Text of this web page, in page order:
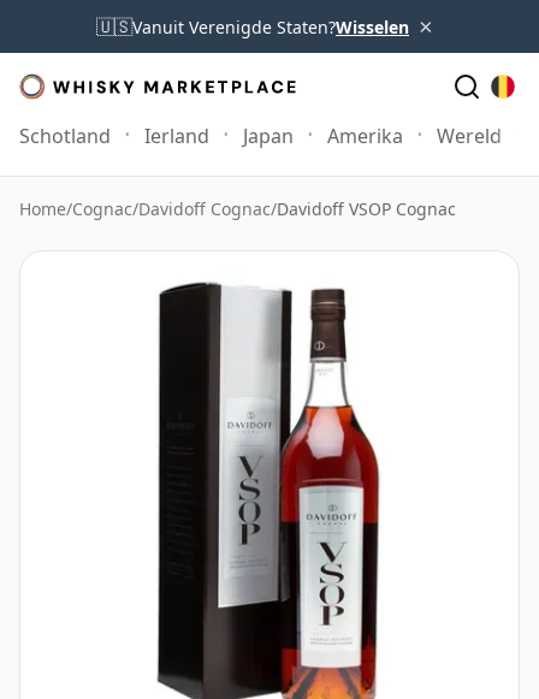
🇺🇸Vanuit Verenigde Staten?Wisselen ×
Schotland Ierland Japan Amerika Wereld
Home/Cognac/Davidoff Cognac/Davidoff VSOP Cognac